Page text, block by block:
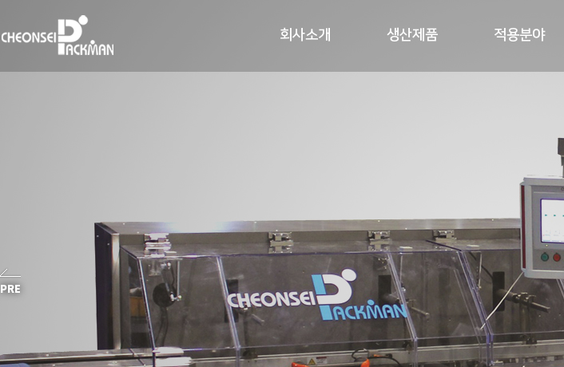
회사소개 생산제품 적용분야
CHEONSEI
High Performance
CHEONSEI
High Performance
CHEONSEI
High Performance
CHEONSEI
High Performance
CHEONSEI
High Performance
PRE